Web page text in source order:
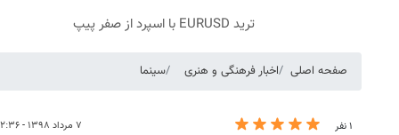
ترید EURUSD با اسپرد از صفر پیپ
صفحه اصلی اخبار فرهنگی و هنری سینما
۱ نفر ۷ مرداد ۱۳۹۸ - ۱۲:۳۶